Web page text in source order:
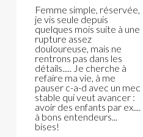
Femme simple, réservée,
je vis seule depuis
quelques mois suite à une
rupture assez
douloureuse, mais ne
rentrons pas dans les
détails..... Je cherche à
refaire ma vie, à me
pauser c-a-d avec un mec
stable qui veut avancer :
avoir des enfants par ex....
à bons entendeurs...
bises!